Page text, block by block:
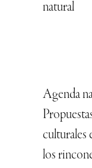
natural
Agenda
culturales
los